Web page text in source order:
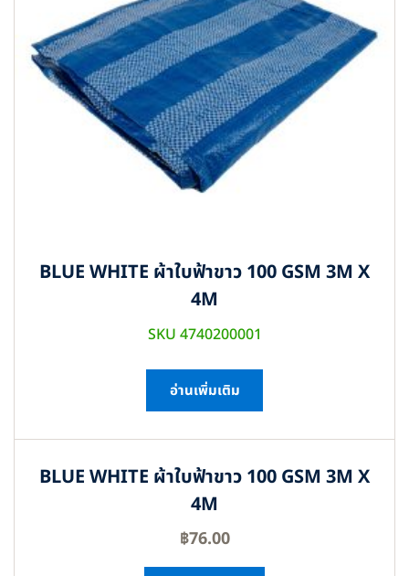
BLUE WHITE ผ้าใบฟ้าขาว 100 GSM 3M X
4M
SKU 4740200001
อ่านเพิ่มเติม
BLUE WHITE ผ้าใบฟ้าขาว 100 GSM 3M X
4M
฿76.00